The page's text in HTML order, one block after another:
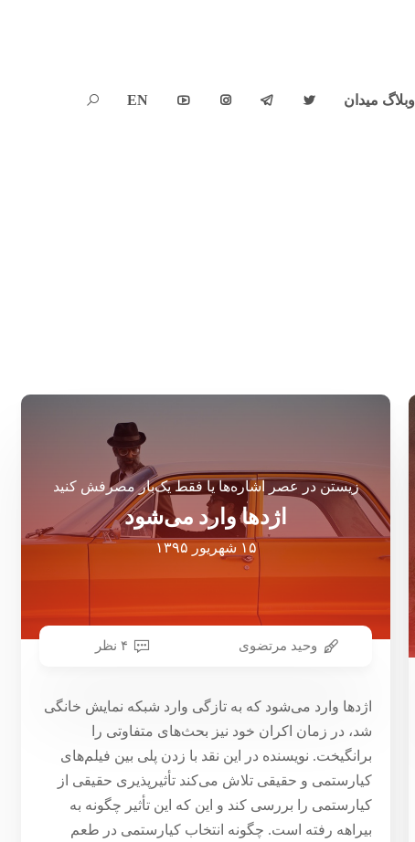
وبلاگ میدان 



EN

زیستن در عصر اشاره‌ها یا فقط یک‌بار مصرفش کنید
اژدها وارد می‌شود
۱۵ شهریور ۱۳۹۵
وحید مرتضوی ۴ نظر
اژدها وارد می‌شود که به تازگی وارد شبکه نمایش خانگی
شد، در زمان اکران خود نیز بحث‌های متفاوتی را
برانگیخت. نویسنده در این نقد با زدن پلی بین فیلم‌های
کیارستمی و حقیقی تلاش می‌کند تأثیرپذیری حقیقی از
کیارستمی را بررسی کند و این که این تأثیر چگونه به
بیراهه رفته است. چگونه انتخاب کیارستمی در طعم